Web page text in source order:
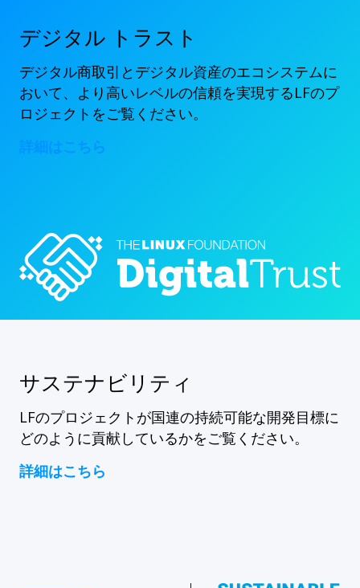
デジタル トラスト
デジタル商取引とデジタル資産のエコシステムに
おいて、より高いレベルの信頼を実現するLFのプ
ロジェクトをご覧ください。
詳細はこちら
サステナビリティ
LFのプロジェクトが国連の持続可能な開発目標に
どのように貢献しているかをご覧ください。
詳細はこちら